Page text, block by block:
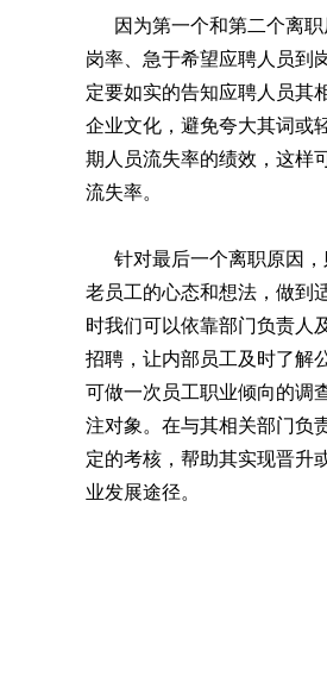
因为第一个和第二个离职
岗率、急于希望应聘人员到
定要如实的告知应聘人员其
企业文化，避免夸大其词或
期人员流失率的绩效，这样
流失率。
针对最后一个离职原因，
老员工的心态和想法，做到
时我们可以依靠部门负责人
招聘，让内部员工及时了解
可做一次员工职业倾向的调
注对象。在与其相关部门负
定的考核，帮助其实现晋升
业发展途径。